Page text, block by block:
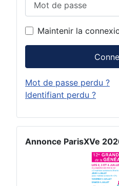
Maintenir la
Mot de passe perdu ?
Identifiant perdu ?
Annonce ParisXVe